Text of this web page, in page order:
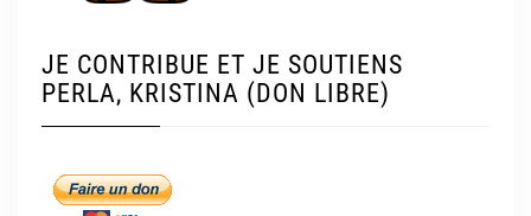
JE CONTRIBUE ET JE SOUTIENS
PERLA, KRISTINA (DON LIBRE)